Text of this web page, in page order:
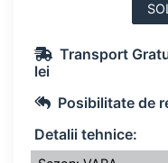
Transport
lei
Posibilitate de
Detalii tehnice: